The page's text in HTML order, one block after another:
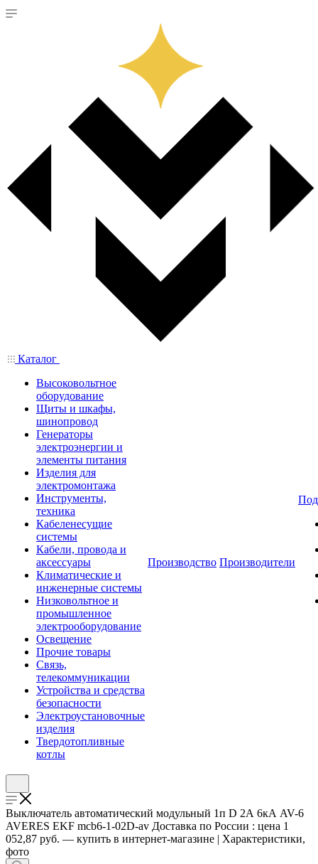
Каталог
Высоковольтное
оборудование
Щиты и шкафы,
шинопровод
Генераторы
электроэнергии и
элементы питания
Изделия для
электромонтажа
Инструменты,
техника
Кабеленесущие
системы
Кабели, провода и
аксессуары
Климатические и
инженерные системы
Низковольтное и
промышленное
электрооборудование
Освещение
Прочие товары
Связь,
телекоммуникации
Устройства и средства
безопасности
Электроустановочные
изделия
Твердотопливные
котлы
Производство Производители
Выключатель автоматический модульный 1п D 2А 6кА AV-6
AVERES EKF mcb6-1-02D-av Доставка по России : цена 1
052,87 руб. — купить в интернет-магазине | Характеристики,
фото